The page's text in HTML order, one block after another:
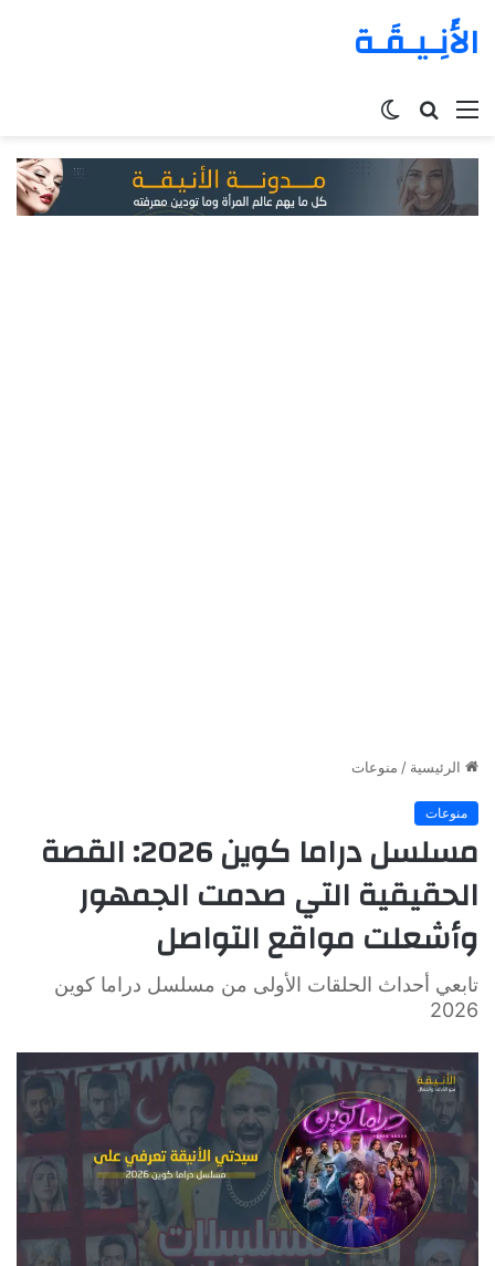
الأَنِـيـقَـة
القائمة بحث
الرئيسية / منوعات
منوعات
مسلسل دراما كوين 2026: القصة
الحقيقية التي صدمت الجمهور
وأشعلت مواقع التواصل
تابعي أحداث الحلقات الأولى من مسلسل دراما كوين
2026